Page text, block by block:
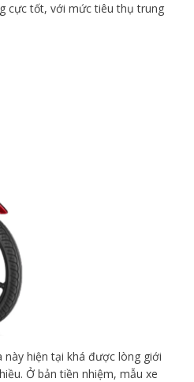
cực tốt, với mức tiêu thụ trung
hiện tại khá được lòng giới
Ở bản tiền nhiệm, mẫu xe